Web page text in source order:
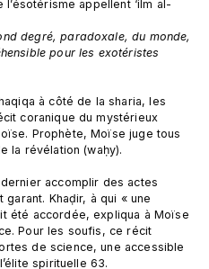
appellent ‘ilm al-
degré, paradoxale, du monde,
pour les exotéristes
à côté de la sharia, les
coranique du mystérieux
Prophète, Moïse juge tous
la révélation (waḥy).
accomplir des actes
Khaḍir, à qui « une
été accordée, expliqua à Moïse
Pour les soufis, ce récit
de science, une accessible
spirituelle 63.